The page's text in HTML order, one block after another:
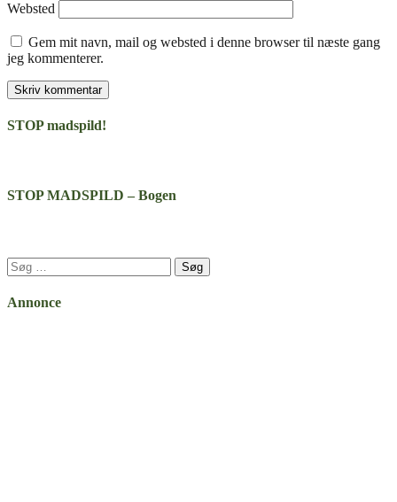
Websted
Gem mit navn, mail og websted i denne browser til næste gang
jeg kommenterer.
STOP madspild!
STOP MADSPILD – Bogen
Søg
efter:
Annonce